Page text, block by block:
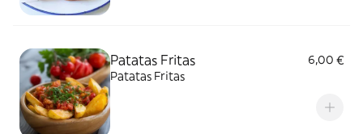
Patatas Fritas
6,00 €
Patatas Fritas